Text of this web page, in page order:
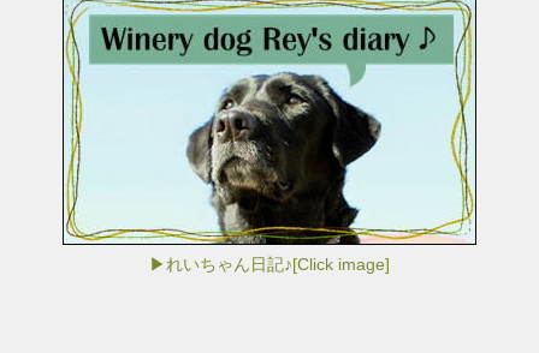
▶れいちゃん日記♪[Click image]